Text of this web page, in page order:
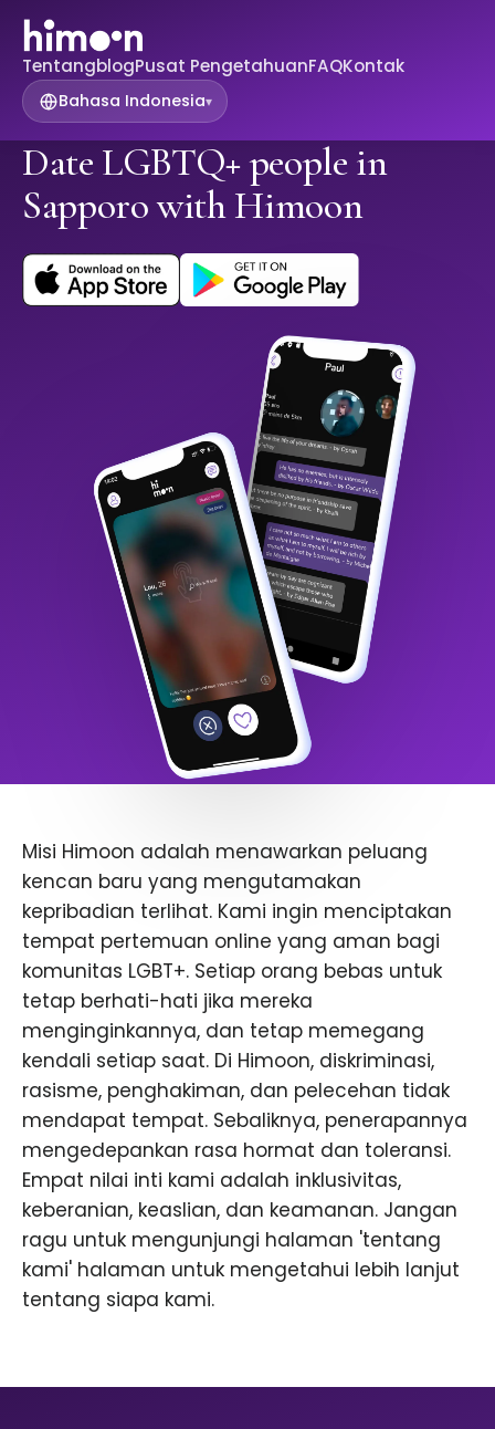
TentangblogPusat PengetahuanFAQKontak
Bahasa Indonesia▾
Date LGBTQ+ people in
Sapporo with Himoon
Misi Himoon adalah menawarkan peluang
kencan baru yang mengutamakan
kepribadian terlihat. Kami ingin menciptakan
tempat pertemuan online yang aman bagi
komunitas LGBT+. Setiap orang bebas untuk
tetap berhati-hati jika mereka
menginginkannya, dan tetap memegang
kendali setiap saat. Di Himoon, diskriminasi,
rasisme, penghakiman, dan pelecehan tidak
mendapat tempat. Sebaliknya, penerapannya
mengedepankan rasa hormat dan toleransi.
Empat nilai inti kami adalah inklusivitas,
keberanian, keaslian, dan keamanan. Jangan
ragu untuk mengunjungi halaman 'tentang
kami' halaman untuk mengetahui lebih lanjut
tentang siapa kami.